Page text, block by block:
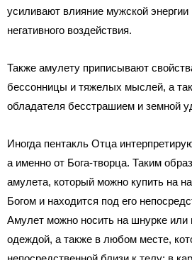
усиливают влияние мужской
негативного воздействия.
Также амулету приписывают
бессонницы и тяжелых мыслей, а
обладателя бесстрашием и земной
Иногда пентакль Отца
а именно от Бога-творца. Таким
амулета, который можно купить на
Богом и находится под его
Амулет можно носить на шнурке или
одеждой, а также в любом месте,